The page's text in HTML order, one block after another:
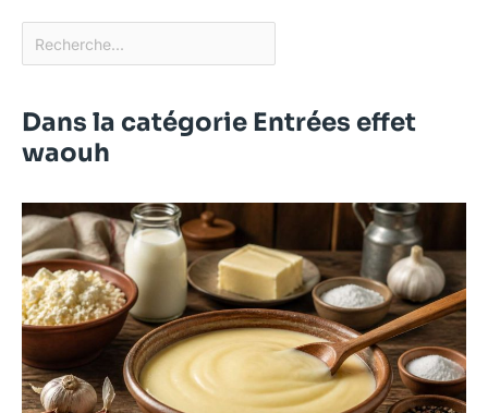
Dans la catégorie Entrées effet
waouh